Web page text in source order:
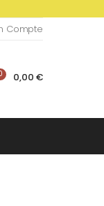
Compte
0,00 €